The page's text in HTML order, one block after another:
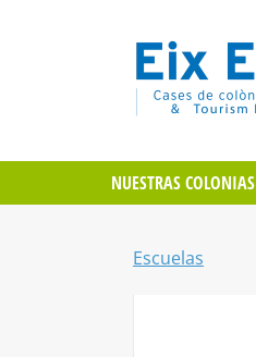
NUESTRAS COLONIAS
Escuelas